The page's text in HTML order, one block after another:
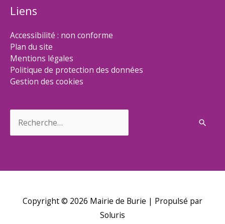
Liens
Accessibilité : non conforme
Plan du site
Mentions légales
Politique de protection des données
Gestion des cookies
Copyright © 2026 Mairie de Burie | Propulsé par
Soluris